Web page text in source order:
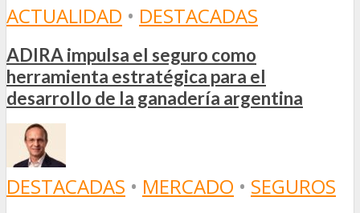
ACTUALIDAD • DESTACADAS
ADIRA impulsa el seguro como
herramienta estratégica para el
desarrollo de la ganadería argentina
DESTACADAS • MERCADO • SEGUROS